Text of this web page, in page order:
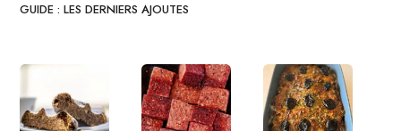
GUIDE : LES DERNIERS AJOUTES